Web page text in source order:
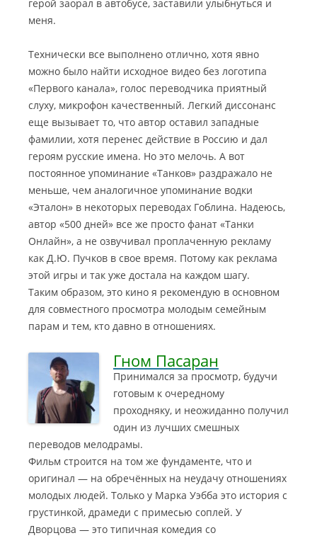
герой заорал в автобусе, заставили улыбнуться и
меня.
Технически все выполнено отлично, хотя явно
можно было найти исходное видео без логотипа
«Первого канала», голос переводчика приятный
слуху, микрофон качественный. Легкий диссонанс
еще вызывает то, что автор оставил западные
фамилии, хотя перенес действие в Россию и дал
героям русские имена. Но это мелочь. А вот
постоянное упоминание «Танков» раздражало не
меньше, чем аналогичное упоминание водки
«Эталон» в некоторых переводах Гоблина. Надеюсь,
автор «500 дней» все же просто фанат «Танки
Онлайн», а не озвучивал проплаченную рекламу
как Д.Ю. Пучков в свое время. Потому как реклама
этой игры и так уже достала на каждом шагу.
Таким образом, это кино я рекомендую в основном
для совместного просмотра молодым семейным
парам и тем, кто давно в отношениях.
Гном Пасаран
Принимался за просмотр, будучи
готовым к очередному
проходняку, и неожиданно получил
один из лучших смешных
переводов мелодрамы.
Фильм строится на том же фундаменте, что и
оригинал — на обречённых на неудачу отношениях
молодых людей. Только у Марка Уэбба это история с
грустинкой, драмеди с примесью соплей. У
Дворцова — это типичная комедия со